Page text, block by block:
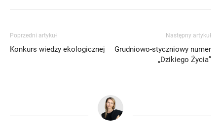
Poprzedni artykuł
Konkurs wiedzy ekologicznej
Następny artykuł
Grudniowo-styczniowy numer
„Dzikiego Życia”